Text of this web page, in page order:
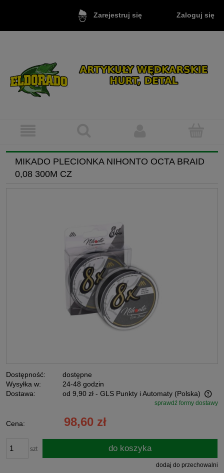
Zarejestruj się Zaloguj się
MIKADO PLECIONKA NIHONTO OCTA BRAID
0,08 300M CZ
Dostępność:
dostępne
Wysyłka w:
24-48 godzin
Dostawa:
od 9,90 zł - GLS Punkty i Automaty (Polska)
Cena nie zawiera ewentualnych kosztów płatnościsprawdź formy dostawy
Cena: 98,60 zł
szt do koszyka
dodaj do przechowalni